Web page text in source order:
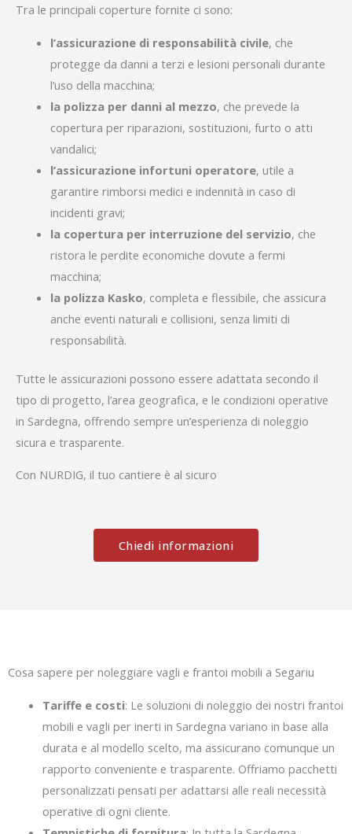
Tra le principali coperture fornite ci sono:
l’assicurazione di responsabilità civile, che
protegge da danni a terzi e lesioni personali durante
l’uso della macchina;
la polizza per danni al mezzo, che prevede la
copertura per riparazioni, sostituzioni, furto o atti
vandalici;
l’assicurazione infortuni operatore, utile a
garantire rimborsi medici e indennità in caso di
incidenti gravi;
la copertura per interruzione del servizio, che
ristora le perdite economiche dovute a fermi
macchina;
la polizza Kasko, completa e flessibile, che assicura
anche eventi naturali e collisioni, senza limiti di
responsabilità.
Tutte le assicurazioni possono essere adattata secondo il
tipo di progetto, l’area geografica, e le condizioni operative
in Sardegna, offrendo sempre un’esperienza di noleggio
sicura e trasparente.
Con NURDIG, il tuo cantiere è al sicuro
Chiedi informazioni
Cosa sapere per noleggiare vagli e frantoi mobili a Segariu
Tariffe e costi: Le soluzioni di noleggio dei nostri frantoi
mobili e vagli per inerti in Sardegna variano in base alla
durata e al modello scelto, ma assicurano comunque un
rapporto conveniente e trasparente. Offriamo pacchetti
personalizzati pensati per adattarsi alle reali necessità
operative di ogni cliente.